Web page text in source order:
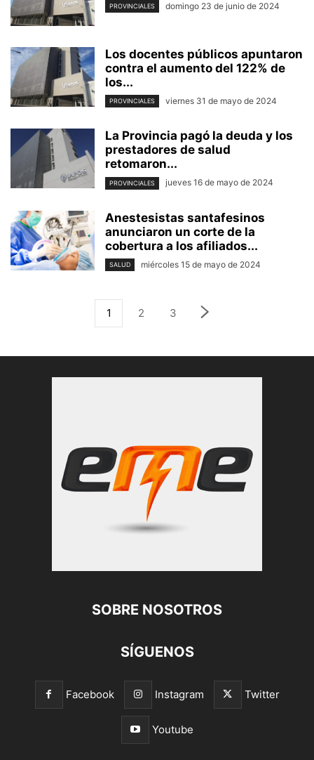
PROVINCIALES domingo 23 de junio de 2024
Los docentes públicos apuntaron
contra el aumento del 122% de
los...
PROVINCIALES viernes 31 de mayo de 2024
La Provincia pagó la deuda y los
prestadores de salud
retomaron...
PROVINCIALES jueves 16 de mayo de 2024
Anestesistas santafesinos
anunciaron un corte de la
cobertura a los afiliados...
SALUD miércoles 15 de mayo de 2024
1 2 3
SOBRE NOSOTROS
SÍGUENOS
Facebook Instagram Twitter
Youtube